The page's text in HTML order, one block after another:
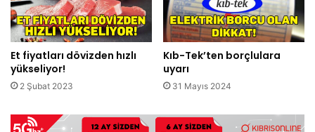
Et fiyatları dövizden hızlı
yükseliyor!
2 Şubat 2023
Kıb-Tek’ten borçlulara
uyarı
31 Mayıs 2024